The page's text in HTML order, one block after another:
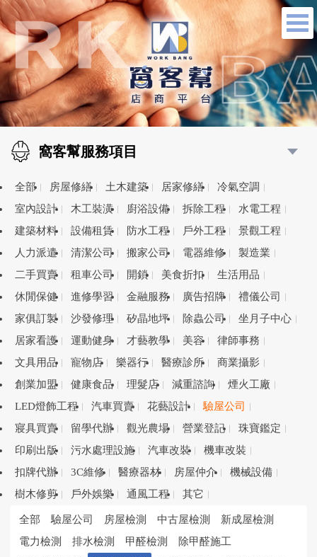
窩客幫服務項目
全部 房屋修繕 土木建築 居家修繕
冷氣空調
室內設計
木工裝潢 廚浴設備 拆除工程
水電工程
建築材料
設備租賃 防水工程 戶外工程
景觀工程
人力派遣
清潔公司 搬家公司 電器維修
製造業
二手買賣
租車公司 開鎖 美食折扣
生活用品
休閒保健
進修學習 金融服務 廣告招牌
禮儀公司
家俱訂製
沙發修理 矽晶地坪 除蟲公司
坐月子中心
居家看護
運動健身 才藝教學 美容
律師事務
文具用品
寵物店 樂器行 醫療診所
商業攝影
創業加盟
健康食品 理髮店 減重諮詢
煙火工廠
LED燈飾工程
汽車買賣 花藝設計
驗屋公司
寢具買賣
留學代辦 觀光農場 營業登記
珠寶鑑定
印刷出版
污水處理設施 汽車改裝
機車改裝
扣牌代辦
3C維修 醫療器材 房屋仲介
機械設備
樹木修剪
戶外娛樂 通風工程 其它
全部 驗屋公司 房屋檢測 中古屋檢測
新成屋檢測
電力檢測
排水檢測 甲醛檢測
除甲醛施工